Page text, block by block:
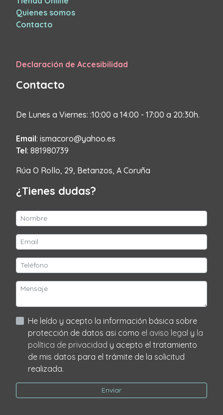
Quienes somos
Contacto
Declaración de Accesibilidad
Contacto
De Lunes a Viernes: :10:00 a 14:00 - 17:00 a 20:30h.
Email: ismacoro@yahoo.es
Tel: 881980739
Rúa O Rollo, 29, Betanzos, A Coruña
¿Tienes dudas?
He leído y acepto la información básica sobre
protección de datos asi como el aviso legal y la
política de privacidad y acepto el tratamiento
de mis datos para el trámite de la solicitud
realizada.
Enviar